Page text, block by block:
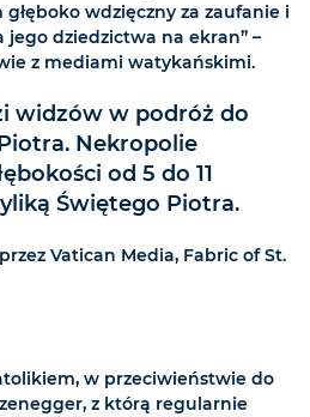
wdzięczny za zaufanie i
jego dziedzictwa na ekran” –
z mediami watykańskimi.
widzów w podróż do
Nekropolie
od 5 do 11
Świętego Piotra.
Vatican Media, Fabric of St.
w przeciwieństwie do
z którą regularnie